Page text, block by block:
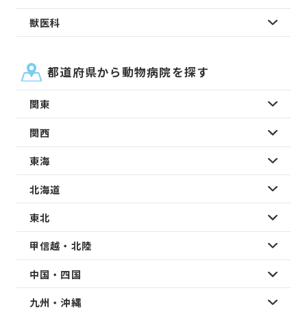
獣医科
都道府県から動物病院を探す
関東
関西
東海
北海道
東北
甲信越・北陸
中国・四国
九州・沖縄